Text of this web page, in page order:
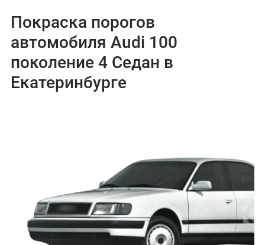
Покраска порогов
автомобиля Audi 100
поколение 4 Седан в
Екатеринбурге